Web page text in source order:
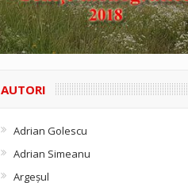
AUTORI
Adrian Golescu
Adrian Simeanu
Argeşul